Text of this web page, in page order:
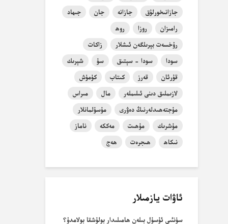
جازانىخورلۇق
جازانە جان
جىھاد
رامىزان
روزا
روھ
رۇخسەت بېرىلگەن ئىشلار
زاكات
سودا
سودا - سېتىق سۇ
شېرىك
قۇرئان
قەرز كىتاب
كۈمۈش
لازىملىق دىنى ئىلىملەر
مال
مىراس
مۇجتەھىدلەرنىڭ دەۋرى
مۇسۇلمانلار
مۇشرىك
مۇھىت مەككە
ناماز
نىكاھ
ھىجرەت ھەج
ئاۋات يازمىلار
سۈنئىي ئۇسۇل بىلەن ھامىلىدار بولۇشقا بولامدۇ؟